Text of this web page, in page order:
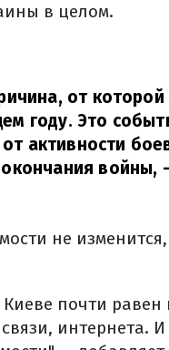
в целом.
от которой
году. Это
активности
войны,
не
почти равен
интернета.